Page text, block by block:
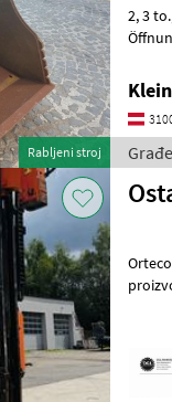
Rabljeni stroj
2, 3 to., OQ 70/55 Aufnahme, für Bagger 16-25 to., 0, 65
Öffnung 750 x 510
Orteco
proizvodnje 2005., Prvi